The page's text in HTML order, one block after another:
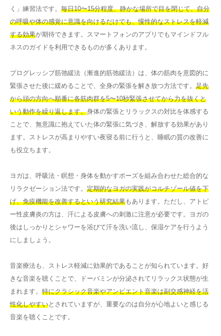
く」練習法です。 毎日10〜15分程度、静かな場所で目を閉じて、自分
の呼吸や体の感覚に意識を向けるだけでも、慢性的なストレスを軽減
する効果が期待できます。スマートフォンのアプリでもマインドフル
ネスのガイドを利用できるものが多くあります。
プログレッシブ筋弛緩法（漸進的筋弛緩法）は、体の筋肉を意図的に
緊張させた後に緩めることで、全身の緊張を解き放つ方法です。 足先
から頭の方向へ順番に各筋肉群を5〜10秒緊張させてから力を抜くと
いう動作を繰り返します。身体の緊張とリラックスの対比を体感する
ことで、無意識に抱えていた体の緊張に気づき、解放する効果があり
ます。ストレスが高まりやすい夜寝る前に行うと、睡眠の質の改善に
も役立ちます。
ヨガは、呼吸法・瞑想・身体を動かすポーズを組み合わせた総合的な
リラクゼーション法です。 定期的なヨガの実践がコルチゾール値を下
げ、免疫機能を改善するという研究結果もあります。ただし、アトピ
ー性皮膚炎の方は、汗による皮膚への刺激に注意が必要です。ヨガの
後はしっかりとシャワーを浴びて汗を洗い流し、保湿ケアを行うよう
にしましょう。
音楽療法も、ストレス軽減に効果的であることが知られています。好
きな音楽を聴くことで、ドーパミンが分泌されてリラックス状態が生
まれます。 特にクラシック音楽やアンビエント音楽は副交感神経を活
性化しやすいとされていますが、重要なのは自分が心地よいと感じる
音楽を聴くことです。